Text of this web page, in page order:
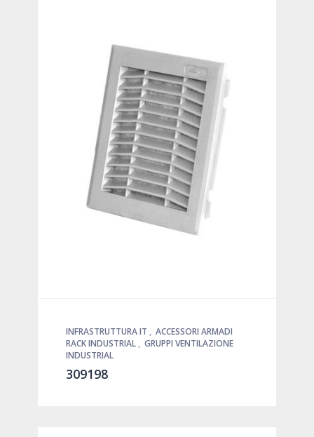
INFRASTRUTTURA IT , ACCESSORI ARMADI
RACK INDUSTRIAL , GRUPPI VENTILAZIONE
INDUSTRIAL
309198